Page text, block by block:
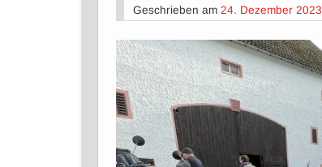
Geschrieben am 24. Dezember 2023